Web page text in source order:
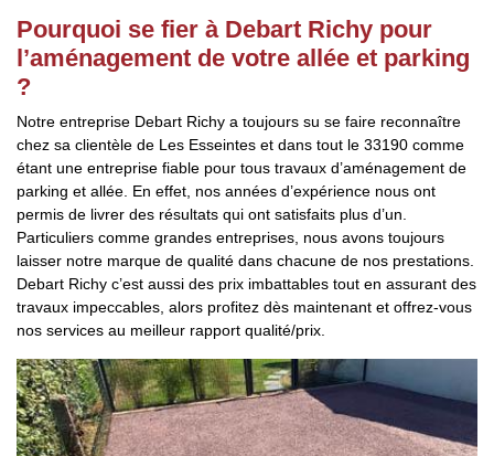
Pourquoi se fier à Debart Richy pour
l’aménagement de votre allée et parking
?
Notre entreprise Debart Richy a toujours su se faire reconnaître
chez sa clientèle de Les Esseintes et dans tout le 33190 comme
étant une entreprise fiable pour tous travaux d’aménagement de
parking et allée. En effet, nos années d’expérience nous ont
permis de livrer des résultats qui ont satisfaits plus d’un.
Particuliers comme grandes entreprises, nous avons toujours
laisser notre marque de qualité dans chacune de nos prestations.
Debart Richy c’est aussi des prix imbattables tout en assurant des
travaux impeccables, alors profitez dès maintenant et offrez-vous
nos services au meilleur rapport qualité/prix.